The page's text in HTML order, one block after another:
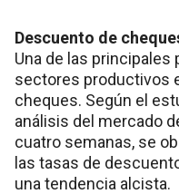
Descuento de
Una de las
sectores productivos
cheques. Según el
análisis del mercado
cuatro semanas, se
las tasas de
una tendencia alcista.